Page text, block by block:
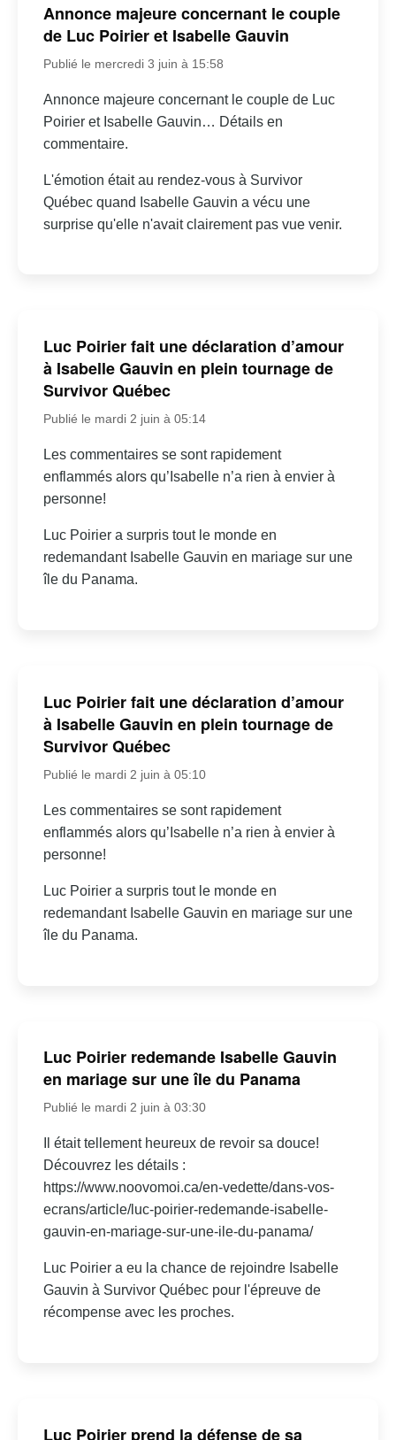
Annonce majeure concernant le couple
de Luc Poirier et Isabelle Gauvin
Publié le mercredi 3 juin à 15:58
Annonce majeure concernant le couple de Luc
Poirier et Isabelle Gauvin… Détails en
commentaire.
L'émotion était au rendez-vous à Survivor
Québec quand Isabelle Gauvin a vécu une
surprise qu'elle n'avait clairement pas vue venir.
Luc Poirier fait une déclaration d’amour
à Isabelle Gauvin en plein tournage de
Survivor Québec
Publié le mardi 2 juin à 05:14
Les commentaires se sont rapidement
enflammés alors qu’Isabelle n’a rien à envier à
personne!
Luc Poirier a surpris tout le monde en
redemandant Isabelle Gauvin en mariage sur une
île du Panama.
Luc Poirier fait une déclaration d’amour
à Isabelle Gauvin en plein tournage de
Survivor Québec
Publié le mardi 2 juin à 05:10
Les commentaires se sont rapidement
enflammés alors qu’Isabelle n’a rien à envier à
personne!
Luc Poirier a surpris tout le monde en
redemandant Isabelle Gauvin en mariage sur une
île du Panama.
Luc Poirier redemande Isabelle Gauvin
en mariage sur une île du Panama
Publié le mardi 2 juin à 03:30
Il était tellement heureux de revoir sa douce!
Découvrez les détails :
https://www.noovomoi.ca/en-vedette/dans-vos-
ecrans/article/luc-poirier-redemande-isabelle-
gauvin-en-mariage-sur-une-ile-du-panama/
Luc Poirier a eu la chance de rejoindre Isabelle
Gauvin à Survivor Québec pour l'épreuve de
récompense avec les proches.
Luc Poirier prend la défense de sa